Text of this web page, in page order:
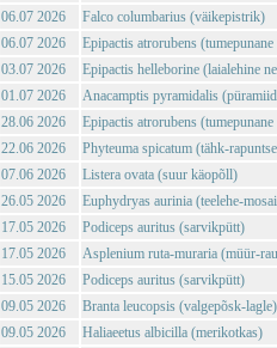
06.07 2026
Falco columbarius (väikepistrik)
06.07 2026
Epipactis atrorubens
03.07 2026
Epipactis helleborine (laialehine
01.07 2026
Anacamptis pyramidalis
28.06 2026
Epipactis atrorubens
22.06 2026
Phyteuma spicatum (tähk-
07.06 2026
Listera ovata (suur käopõll)
26.05 2026
Euphydryas aurinia (teelehe-
17.05 2026
Podiceps auritus (sarvikpütt)
17.05 2026
Asplenium ruta-muraria (müür-
15.05 2026
Podiceps auritus (sarvikpütt)
09.05 2026
Branta leucopsis (valgepõsk-lagle)
09.05 2026
Haliaeetus albicilla (merikotkas)